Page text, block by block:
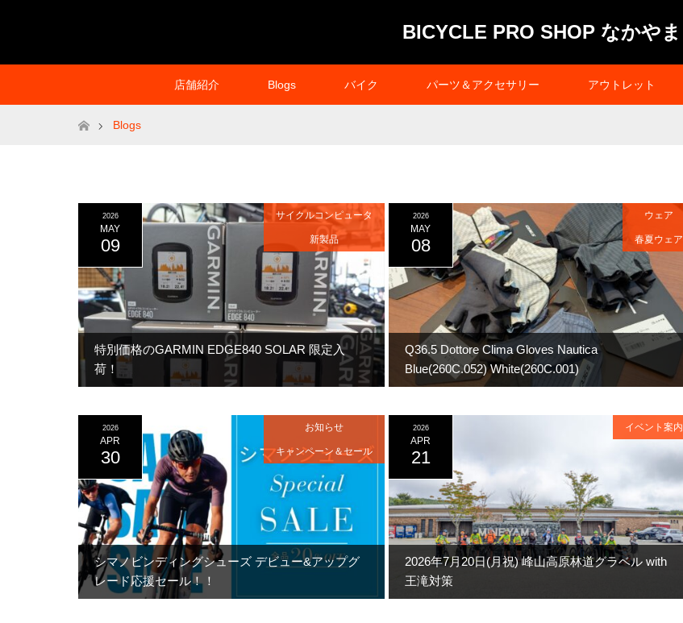
BICYCLE PRO SHOP なかやま
店舗紹介 Blogs バイク パーツ＆アクセサリー アウトレット
ホームBlogs
特別価格のGARMIN EDGE840 SOLAR 限定入
荷！
2026
MAY
09
サイクルコンピュータ
新製品
Q36.5 Dottore Clima Gloves Nautica
Blue(260C.052) White(260C.001)
2026
MAY
08
ウェア
春夏ウェア
シマノビンディングシューズ デビュー&アップグ
レード応援セール！！
2026
APR
30
お知らせ
キャンペーン＆セール
2026年7月20日(月祝) 峰山高原林道グラベル with
王滝対策
2026
APR
21
イベント案内